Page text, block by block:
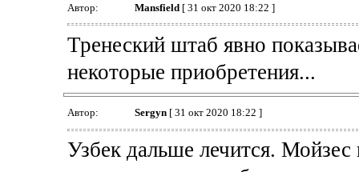
Автор: Mansfield[ 31 окт 2020 18:22 ]
Тренеский штаб явно
некоторые приобретения...
Автор: Sergyn[ 31 окт 2020 18:22 ]
Узбек дальше лечится.